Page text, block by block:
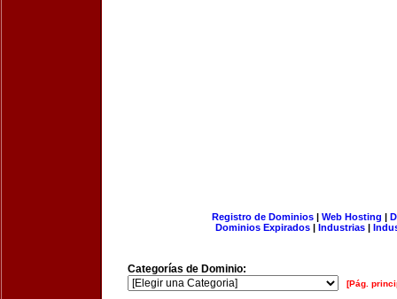
Registro de Dominios| Web Hosting |
Dominios Expirados | Industrias |
Categorías de Dominio:
[Pág.